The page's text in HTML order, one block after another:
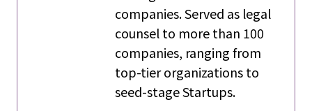
companies. Served as legal
counsel to more than 100
companies, ranging from
top-tier organizations to
seed-stage Startups.